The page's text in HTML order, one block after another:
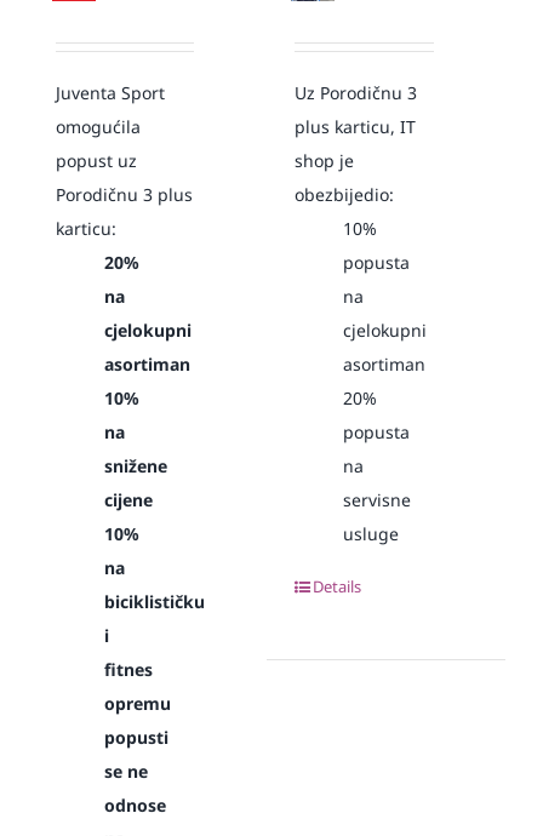
Juventa Sport
omogućila
popust uz
Porodičnu 3 plus
karticu:
20%
na
cjelokupni
asortiman
10%
na
snižene
cijene
10%
na
biciklističku
i
fitnes
opremu
popusti
se ne
odnose
Uz Porodičnu 3
plus karticu, IT
shop je
obezbijedio:
10%
popusta
na
cjelokupni
asortiman
20%
popusta
na
servisne
usluge
Details